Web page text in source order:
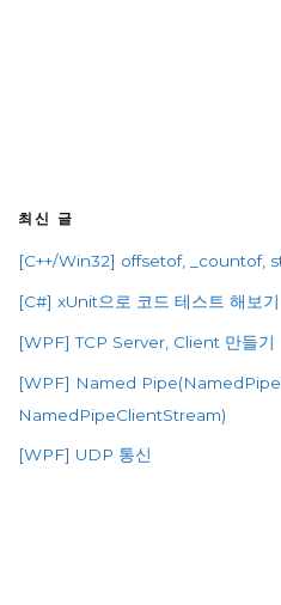
최신 글
[C++/Win32] offsetof, _countof,
[C#] xUnit으로 코드 테스트 해보기
[WPF] TCP Server, Client 만들기
[WPF] Named
NamedPipeClientStream)
[WPF] UDP 통신